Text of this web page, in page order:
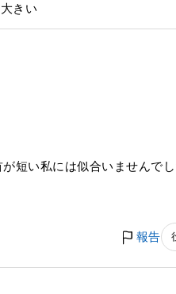
大きい
短い私には似合いませんでし
報告